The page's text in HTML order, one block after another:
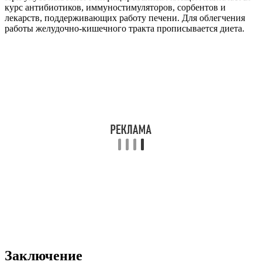
курс антибиотиков, иммуностимуляторов, сорбентов и
лекарств, поддерживающих работу печени. Для облегчения
работы желудочно-кишечного тракта прописывается диета.
Заключение